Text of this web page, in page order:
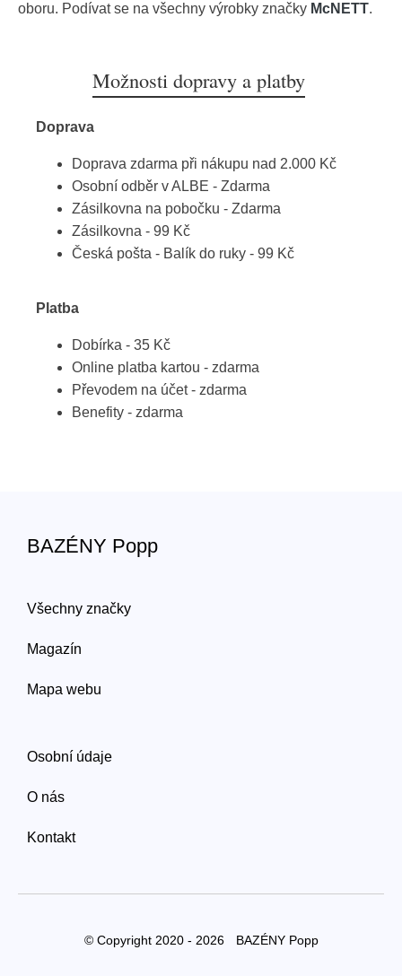
oboru. Podívat se na všechny výrobky značky McNETT.
Možnosti dopravy a platby
Doprava
Doprava zdarma při nákupu nad 2.000 Kč
Osobní odběr v ALBE - Zdarma
Zásilkovna na pobočku - Zdarma
Zásilkovna - 99 Kč
Česká pošta - Balík do ruky - 99 Kč
Platba
Dobírka - 35 Kč
Online platba kartou - zdarma
Převodem na účet - zdarma
Benefity - zdarma
BAZÉNY Popp
Všechny značky
Magazín
Mapa webu
Osobní údaje
O nás
Kontakt
© Copyright 2020 - 2026 BAZÉNY Popp